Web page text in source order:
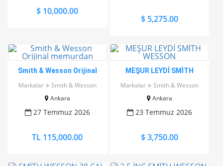
$ 10,000.00
$ 5,275.00
Smith & Wesson Orijinal
Markalar
Smith & Wesson
Ankara
27 Temmuz 2026
TL 115,000.00
MEŞUR LEYDİ SMİTH
Markalar
Smith & Wesson
Ankara
23 Temmuz 2026
$ 3,750.00